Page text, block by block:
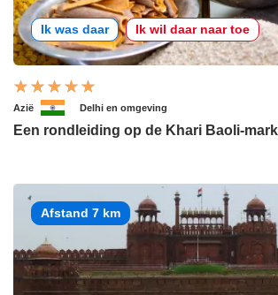
Ik was daar Ik wil daar naar toe
Azië Delhi en omgeving
Een rondleiding op de Khari Baoli-
Afstand 7 km